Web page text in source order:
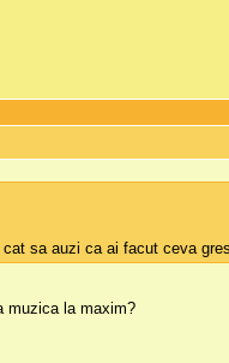
sa auzi ca ai facut ceva
muzica la maxim?